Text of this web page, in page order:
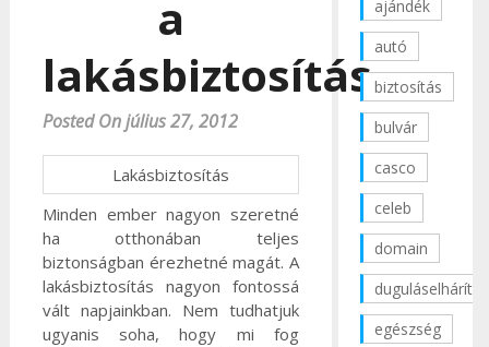
a
lakásbiztosítás
Posted On július 27, 2012
Lakásbiztosítás
Minden ember nagyon szeretné
ha otthonában teljes
biztonságban érezhetné magát. A
lakásbiztosítás nagyon fontossá
vált napjainkban. Nem tudhatjuk
ugyanis soha, hogy mi fog
ajándék
autó
biztosítás
bulvár
casco
celeb
domain
duguláselhárítás
egészség